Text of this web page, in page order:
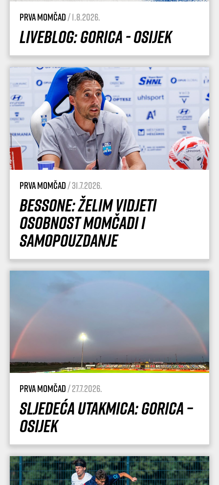
Prva momčad/ 1.8.2026.
Liveblog: Gorica - Osijek
Prva momčad/ 31.7.2026.
Bessone: Želim vidjeti
osobnost momčadi i
samopouzdanje
Prva momčad/ 27.7.2026.
Sljedeća utakmica: Gorica –
Osijek